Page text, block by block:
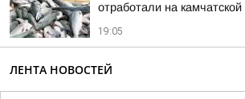
отработали на камчатской
19:05
ЛЕНТА НОВОСТЕЙ